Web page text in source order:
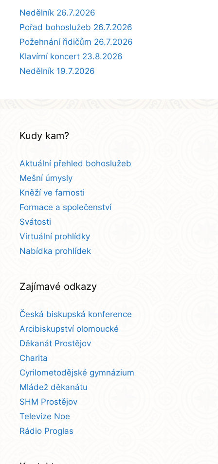
Nedělník 26.7.2026
Pořad bohoslužeb 26.7.2026
Požehnání řidičům 26.7.2026
Klavírní koncert 23.8.2026
Nedělník 19.7.2026
Kudy kam?
Aktuální přehled bohoslužeb
Mešní úmysly
Kněží ve farnosti
Formace a společenství
Svátosti
Virtuální prohlídky
Nabídka prohlídek
Zajímavé odkazy
Česká biskupská konference
Arcibiskupství olomoucké
Děkanát Prostějov
Charita
Cyrilometodějské gymnázium
Mládež děkanátu
SHM Prostějov
Televize Noe
Rádio Proglas